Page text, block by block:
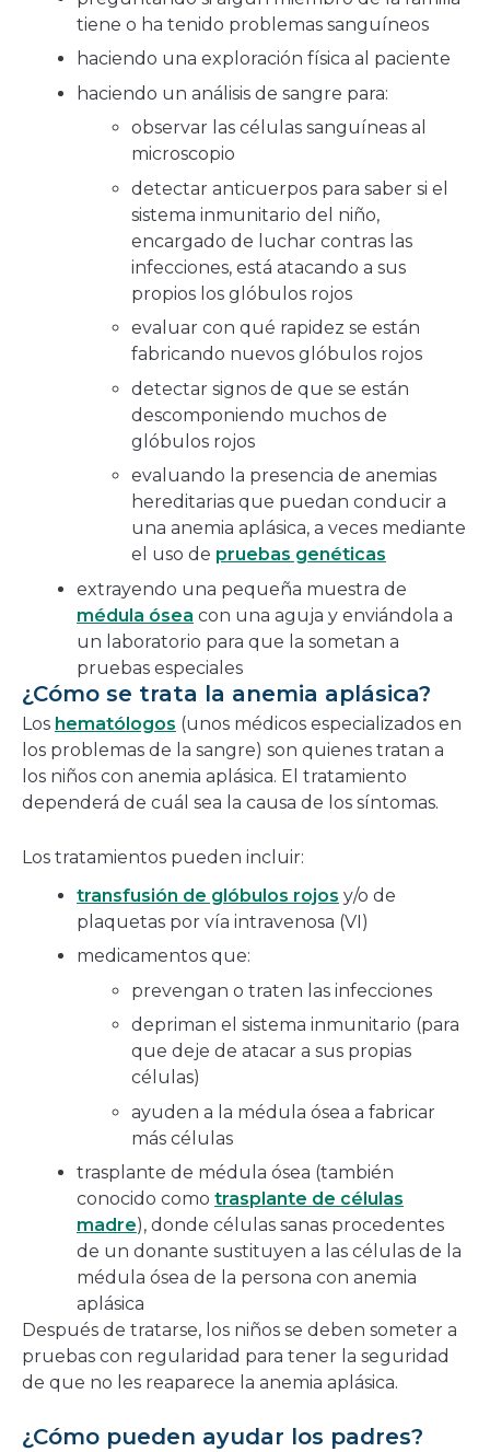
tiene o ha tenido problemas sanguíneos
haciendo una exploración física al paciente
haciendo un análisis de sangre para:
observar las células sanguíneas al
microscopio
detectar anticuerpos para saber si el
sistema inmunitario del niño,
encargado de luchar contras las
infecciones, está atacando a sus
propios los glóbulos rojos
evaluar con qué rapidez se están
fabricando nuevos glóbulos rojos
detectar signos de que se están
descomponiendo muchos de
glóbulos rojos
evaluando la presencia de anemias
hereditarias que puedan conducir a
una anemia aplásica, a veces mediante
el uso de pruebas genéticas
extrayendo una pequeña muestra de
médula ósea con una aguja y enviándola a
un laboratorio para que la sometan a
pruebas especiales
¿Cómo se trata la anemia aplásica?
Los hematólogos (unos médicos especializados en
los problemas de la sangre) son quienes tratan a
los niños con anemia aplásica. El tratamiento
dependerá de cuál sea la causa de los síntomas.
Los tratamientos pueden incluir:
transfusión de glóbulos rojos y/o de
plaquetas por vía intravenosa (VI)
medicamentos que:
prevengan o traten las infecciones
depriman el sistema inmunitario (para
que deje de atacar a sus propias
células)
ayuden a la médula ósea a fabricar
más células
trasplante de médula ósea (también
conocido como trasplante de células
madre), donde células sanas procedentes
de un donante sustituyen a las células de la
médula ósea de la persona con anemia
aplásica
Después de tratarse, los niños se deben someter a
pruebas con regularidad para tener la seguridad
de que no les reaparece la anemia aplásica.
¿Cómo pueden ayudar los padres?